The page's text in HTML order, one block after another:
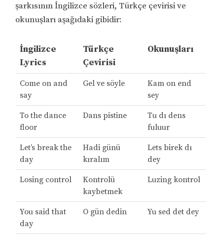
şarkısının İngilizce sözleri, Türkçe çevirisi ve
okunuşları aşağıdaki gibidir:
İngilizce
Lyrics
Türkçe
Çevirisi
Okunuşları
Come on and
say
Gel ve söyle
Kam on end
sey
To the dance
floor
Dans pistine
Tu dı dens
fuluur
Let’s break the
day
Hadi günü
kıralım
Lets birek dı
dey
Losing control
Kontrolü
kaybetmek
Luzing kontrol
You said that
day
O gün dedin Yu sed det dey